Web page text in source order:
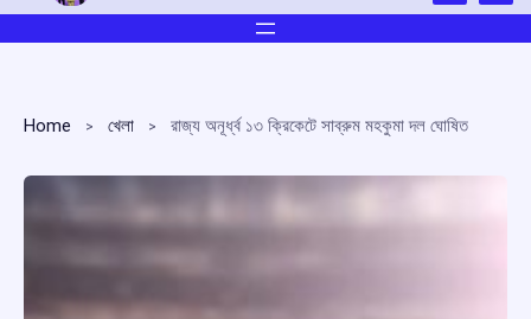
Home খেলা রাজ্য অনূর্ধ্ব ১৩ ক্রিকেটে সাব্রুম মহকুমা দল ঘোষিত